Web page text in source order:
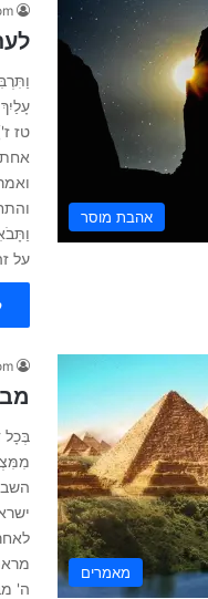
אהבת מוסר
טז
על
מאמרים
בְּכָל
ה'